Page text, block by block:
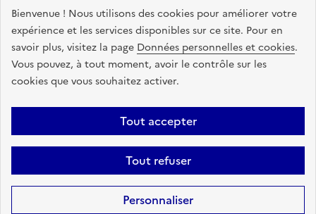
Bienvenue ! Nous utilisons des cookies pour améliorer votre
expérience et les services disponibles sur ce site. Pour en
savoir plus, visitez la page Données personnelles et cookies.
Vous pouvez, à tout moment, avoir le contrôle sur les
cookies que vous souhaitez activer.
Tout accepter
Tout refuser
Personnaliser
avec le système de design de l’État.
legifrance.gouv.fr
info.gouv.fr
service-public.gouv.fr
data.gouv.fr
Plan du site Accessibilite : non conforme
Mentions légales
Politique de confidentialité
Gestion des cookies FAQ
Kit de
Statistiques Code source
Sauf mention contraire, tous les contenus de ce site sont sous